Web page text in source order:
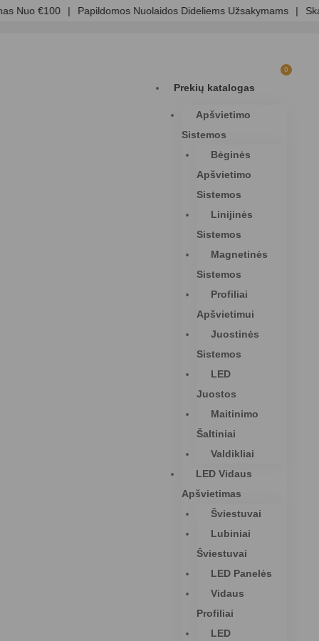
Nuo €100 | Papildomos Nuolaidos Dideliems Užsakymams |
0
Prekių katalogas
Apšvietimo
Sistemos
Bėginės
Apšvietimo
Sistemos
Linijinės
Sistemos
Magnetinės
Sistemos
Profiliai
Apšvietimui
Juostinės
Sistemos
LED
Juostos
Maitinimo
Šaltiniai
Valdikliai
LED Vidaus
Apšvietimas
Šviestuvai
Lubiniai
Šviestuvai
LED Panelės
Vidaus
Profiliai
LED